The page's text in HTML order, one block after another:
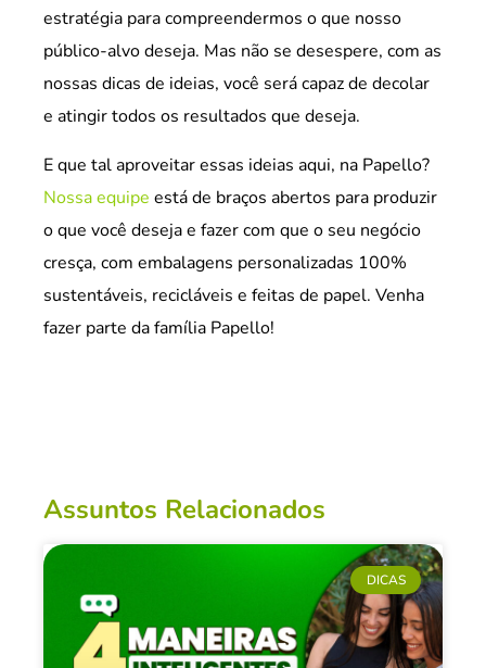
estratégia para compreendermos o que nosso
público-alvo deseja. Mas não se desespere, com as
nossas dicas de ideias, você será capaz de decolar
e atingir todos os resultados que deseja.
E que tal aproveitar essas ideias aqui, na Papello?
Nossa equipe está de braços abertos para produzir
o que você deseja e fazer com que o seu negócio
cresça, com embalagens personalizadas 100%
sustentáveis, recicláveis e feitas de papel. Venha
fazer parte da família Papello!
Assuntos Relacionados
DICAS